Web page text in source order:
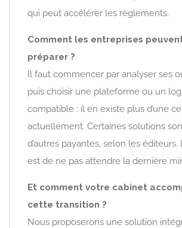
qui peut accélérer les règlements.
Comment les entreprises
préparer ?
Il faut commencer par analyser ses
puis choisir une plateforme ou un
compatible : il en existe plus d’une
actuellement. Certaines solutions
d’autres payantes, selon les éditeurs.
est de ne pas attendre la dernière
Et comment votre cabinet
cette transition ?
Nous proposerons une solution